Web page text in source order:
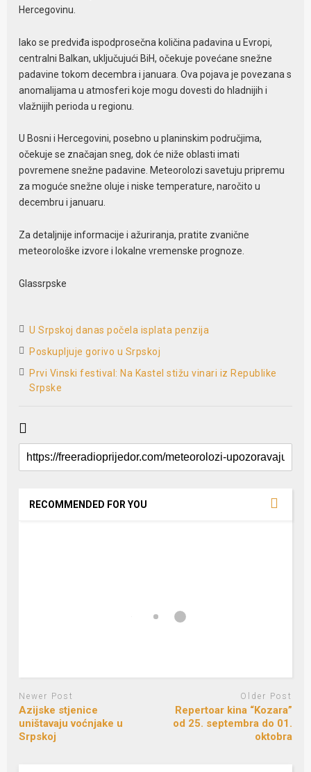
Hercegovinu.
Iako se predviđa ispodprosečna količina padavina u Evropi,
centralni Balkan, uključujući BiH, očekuje povećane snežne
padavine tokom decembra i januara. Ova pojava je povezana s
anomalijama u atmosferi koje mogu dovesti do hladnijih i
vlažnijih perioda u regionu.
U Bosni i Hercegovini, posebno u planinskim područjima,
očekuje se značajan sneg, dok će niže oblasti imati
povremene snežne padavine. Meteorolozi savetuju pripremu
za moguće snežne oluje i niske temperature, naročito u
decembru i januaru.
Za detaljnije informacije i ažuriranja, pratite zvanične
meteorološke izvore i lokalne vremenske prognoze.
Glassrpske
U Srpskoj danas počela isplata penzija
Poskupljuje gorivo u Srpskoj
Prvi Vinski festival: Na Kastel stižu vinari iz Republike
Srpske
RECOMMENDED FOR YOU
Newer Post
Azijske stjenice
uništavaju voćnjake u
Srpskoj
Older Post
Repertoar kina “Kozara”
od 25. septembra do 01.
oktobra